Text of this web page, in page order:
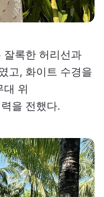
잘록한 허리선과
고, 화이트 수경을
대 위
을 전했다.